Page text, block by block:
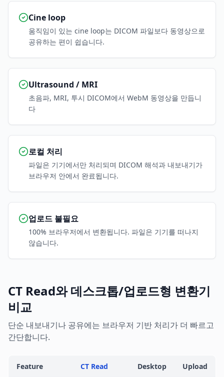
Cine loop
움직임이 있는 cine loop는 DICOM 파일보다 동영상으로
공유하는 편이 쉽습니다.
Ultrasound / MRI
초음파, MRI, 투시 DICOM에서 WebM 동영상을 만듭니
다
로컬 처리
파일은 기기에서만 처리되며 DICOM 해석과 내보내기가
브라우저 안에서 완료됩니다.
업로드 불필요
100% 브라우저에서 변환됩니다. 파일은 기기를 떠나지
않습니다.
CT Read와 데스크톱/업로드형 변환기
비교
단순 내보내기나 공유에는 브라우저 기반 처리가 더 빠르고
간단합니다.
Feature CT Read Desktop Upload